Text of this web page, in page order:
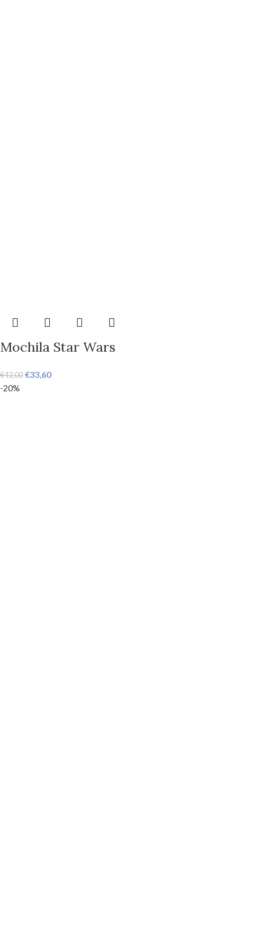
Mochila Star Wars
€42,00 €33,60
-20%